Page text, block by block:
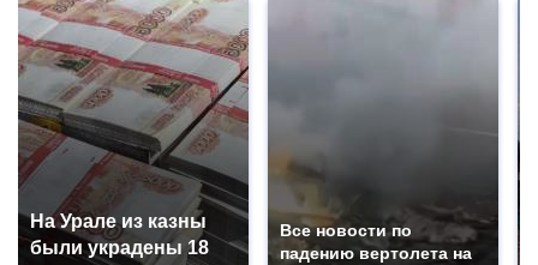
На Урале из казны
были украдены 18
Все новости по
падению вертолета на